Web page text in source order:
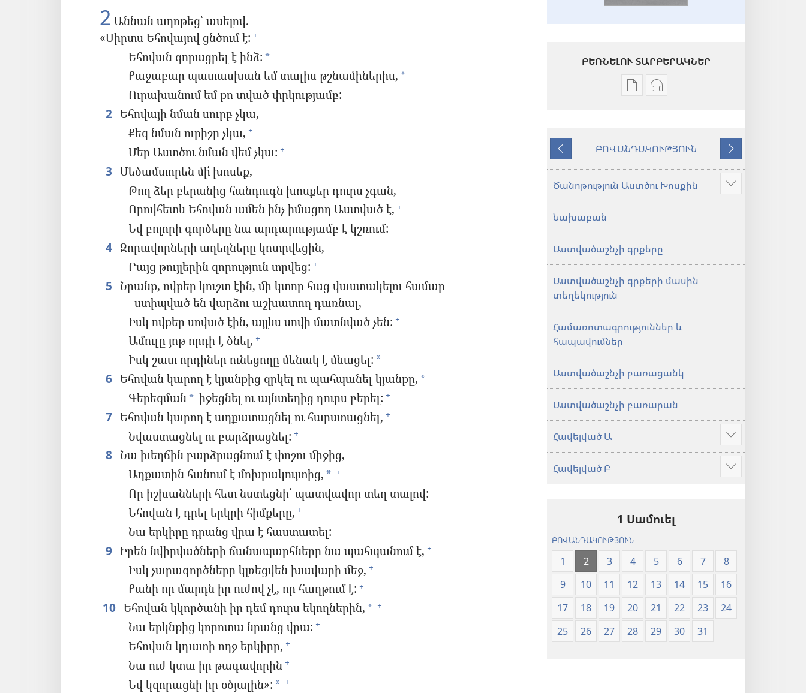
2 Աննան աղոթեց՝ ասելով.
«Սիրտս Եհովայով ցնծում է: +
Եհովան զորացրել է ինձ: *
Քաջաբար պատասխան եմ տալիս թշնամիներիս, *
Ուրախանում եմ քո տված փրկությամբ:
2 Եհովայի նման սուրբ չկա,
Քեզ նման ուրիշը չկա, +
Մեր Աստծու նման վեմ չկա: +
3 Մեծամտորեն մի՛ խոսեք,
Թող ձեր բերանից հանդուգն խոսքեր դուրս չգան,
Որովհետև Եհովան ամեն ինչ իմացող Աստված է, +
Եվ բոլորի գործերը նա արդարությամբ է կշռում:
4 Զորավորների աղեղները կոտրվեցին,
Բայց թույլերին զորություն տրվեց: +
5 Նրանք, ովքեր կուշտ էին, մի կտոր հաց վաստակելու համար
ստիպված են վարձու աշխատող դառնալ,
Իսկ ովքեր սոված էին, այլևս սովի մատնված չեն: +
Ամուլը յոթ որդի է ծնել, +
Իսկ շատ որդիներ ունեցողը մենակ է մնացել: *
6 Եհովան կարող է կյանքից զրկել ու պահպանել կյանքը, *
Գերեզման* իջեցնել ու այնտեղից դուրս բերել: +
7 Եհովան կարող է աղքատացնել ու հարստացնել, +
Նվաստացնել ու բարձրացնել: +
8 Նա խեղճին բարձրացնում է փոշու միջից,
Աղքատին հանում է մոխրակույտից, * +
Որ իշխանների հետ նստեցնի՝ պատվավոր տեղ տալով:
Եհովան է դրել երկրի հիմքերը, +
Նա երկիրը դրանց վրա է հաստատել:
9 Իրեն նվիրվածների ճանապարհները նա պահպանում է, +
Իսկ չարագործները կլռեցվեն խավարի մեջ, +
Քանի որ մարդն իր ուժով չէ, որ հաղթում է: +
10 Եհովան կկործանի իր դեմ դուրս եկողներին, * +
Նա երկնքից կորոտա նրանց վրա: +
Եհովան կդատի ողջ երկիրը, +
Նա ուժ կտա իր թագավորին +
Եվ կզորացնի իր օծյալին»: * +
ԲԵՌՆԵԼՈՒ ՏԱՐԲԵՐԱԿՆԵՐ
Թվային
Աստվածաշունչ.
աշխարհ»
թարգմանություն
Աուդիոձայնագրությունները
Աստվածաշունչ.
«Նոր
թարգմանություն
(2024)
Նախորդ
ԲՈՎԱՆԴԱԿՈՒԹՅՈՒՆ
Հաջորդ
Ծանոթություն Աստծու Խոսքին
Ցույց
տալ
Նախաբան
Աստվածաշնչի գրքերը
Աստվածաշնչի գրքերի մասին
տեղեկություն
Համառոտագրություններ և
հապավումներ
Աստվածաշնչի բառացանկ
Աստվածաշնչի բառարան
Հավելված Ա
Ցույց
տալ
ավելին
Հավելված Բ
Ցույց
տալ
1 Սամուել
ԲՈՎԱՆԴԱԿՈՒԹՅՈՒՆ
1 2 3 4 5 6 7
8
9
10 11 12 13 14 15
16
17
18 19 20 21 22 23
24
25
26 27 28 29 30 31